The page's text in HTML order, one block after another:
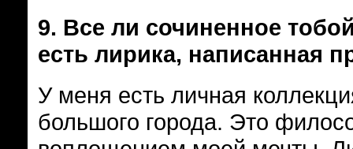
9. Все ли сочиненное
есть лирика, написанная
У меня есть личная
большого города. Это